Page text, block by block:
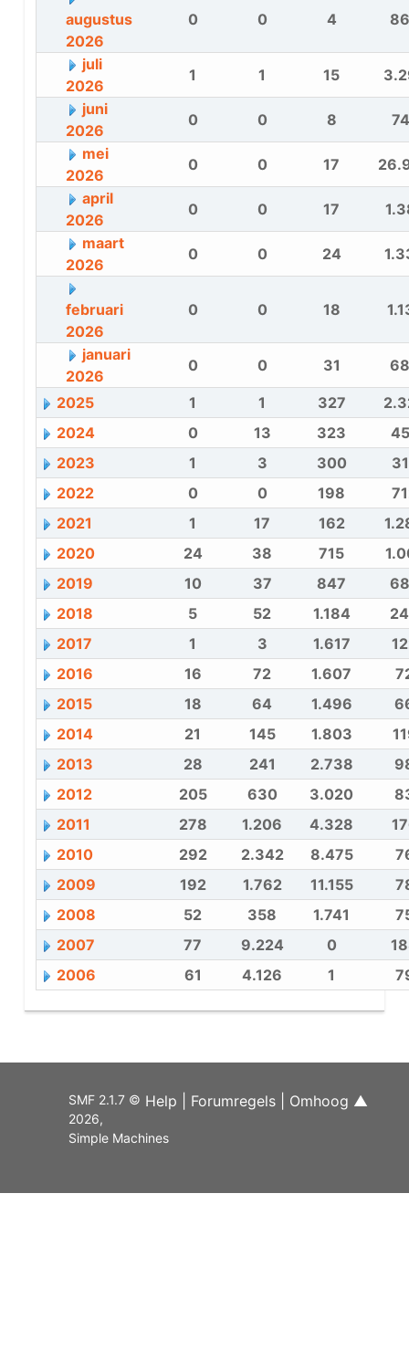
augustus
2026
0 0 4
juli
2026
1 1 15
juni
2026
0 0 8
mei
2026
0 0 17
april
2026
0 0 17
maart
2026
0 0 24
februari
2026
0 0 18
januari
2026
0 0 31
2025 1 1 327
2024
0 13 323
2023
1 3 300
2022
0 0 198
2021
1 17 162
2020
24 38 715
2019
10 37 847
2018
5 52 1.184
2017
1 3 1.617
2016
16 72 1.607
2015
18 64 1.496
2014
21 145 1.803
2013
28 241 2.738
2012
205 630 3.020
2011
278 1.206 4.328
2010
292 2.342 8.475
2009
192 1.762 11.155
2008
52 358 1.741
2007
77 9.224 0
2006
61 4.126 1
Help Forumregels Omhoog ▲
SMF 2.1.7 ©
2026,
Simple Machines